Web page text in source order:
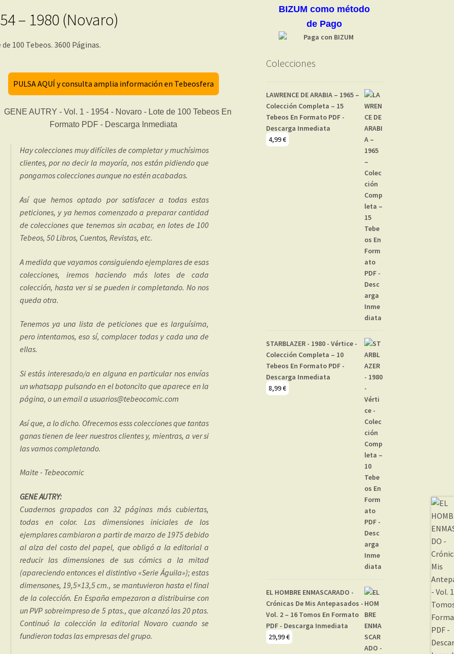
– 1980 (Novaro)
100 Tebeos. 3600 Páginas.
PULSA AQUÍ y consulta amplia información en Tebeosfera
Hay colecciones muy difíciles de completar y muchísimos
clientes, por no decir la mayoría, nos están pidiendo que
pongamos colecciones aunque no estén acabadas.
Así que hemos optado por satisfacer a todas estas
peticiones, y ya hemos comenzado a preparar cantidad
de colecciones que tenemos sin acabar, en lotes de 100
Tebeos, 50 Libros, Cuentos, Revistas, etc.
A medida que vayamos consiguiendo ejemplares de esas
colecciones, iremos haciendo más lotes de cada
colección, hasta ver si se pueden ir completando. No nos
queda otra.
Tenemos ya una lista de peticiones que es larguísima,
pero intentamos, eso sí, complacer todas y cada una de
ellas.
Si estás interesado/a en alguna en particular nos envías
un whatsapp pulsando en el botoncito que aparece en la
página, o un email a usuarios@tebeocomic.com
Así que, a lo dicho. Ofrecemos esss colecciones que tantas
ganas tienen de leer nuestros clientes y, mientras, a ver si
las vamos completando.
Maite - Tebeocomic
GENE AUTRY:
Cuadernos grapados con 32 páginas más cubiertas,
todas en color. Las dimensiones iniciales de los
ejemplares cambiaron a partir de marzo de 1975 debido
al alza del costo del papel, que obligó a la editorial a
reducir las dimensiones de sus cómics a la mitad
(apareciendo entonces el distintivo «Serie Águila»); estas
dimensones, 19,5×13,5 cm., se mantuvieron hasta el final
de la colección. En España empezaron a distribuirse con
un PVP sobreimpreso de 5 ptas., que alcanzó las 20 ptas.
Continuó la colección la editorial Novaro cuando se
fundieron todas las empresas del grupo.
BIZUM como método
de Pago
Colecciones
LAWRENCE DE ARABIA – 1965 –
Colección Completa – 15
Tebeos En Formato PDF -
Descarga Inmediata
4,99€
STARBLAZER - 1980 - Vértice -
Colección Completa – 10
Tebeos En Formato PDF -
Descarga Inmediata
8,99€
EL HOMBRE ENMASCARADO -
Crónicas De Mis Antepasados -
Vol. 2 – 16 Tomos En Formato
PDF - Descarga Inmediata
29,99€